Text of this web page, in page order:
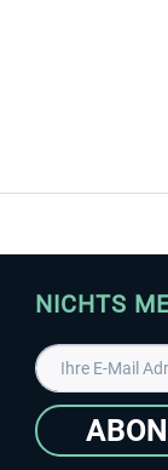
NICHTS